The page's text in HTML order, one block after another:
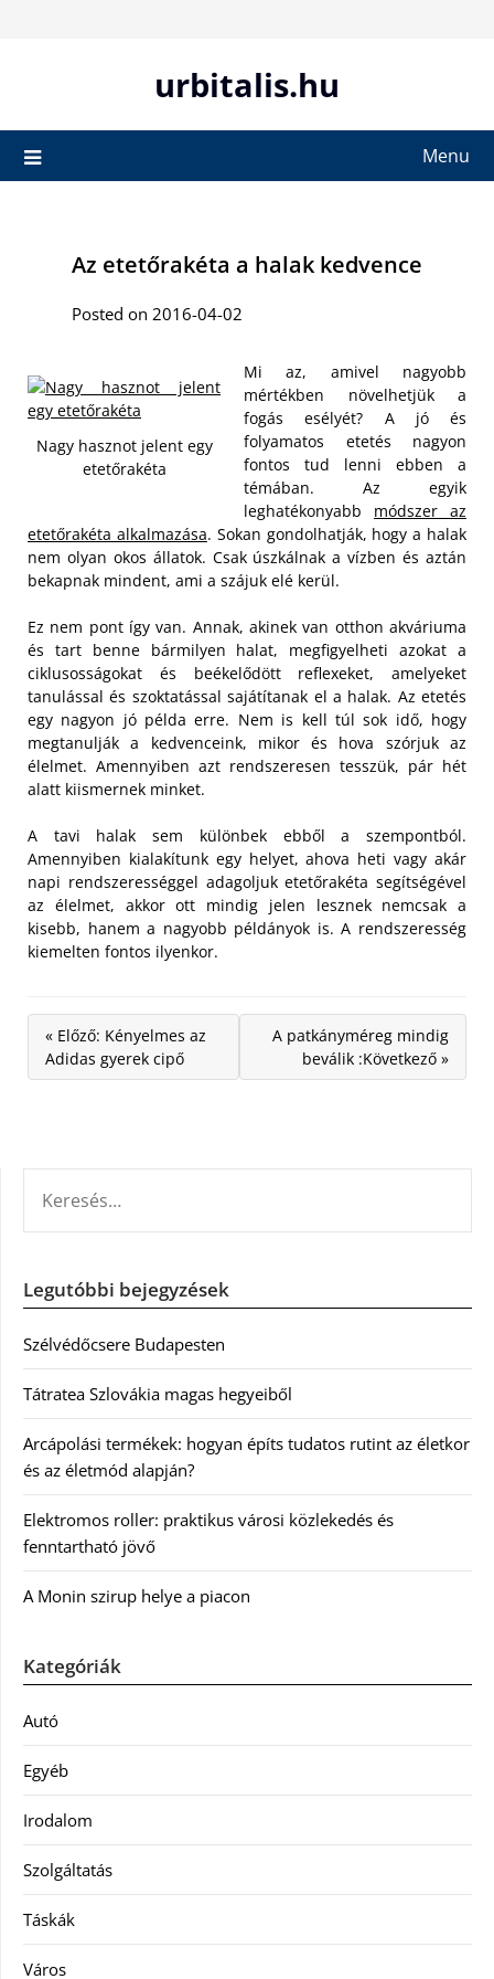
urbitalis.hu
Menu
Az etetőrakéta a halak kedvence
Posted on 2016-04-02
Nagy hasznot jelent egy
etetőrakéta
Mi az, amivel nagyobb
mértékben növelhetjük a
fogás esélyét? A jó és
folyamatos etetés nagyon
fontos tud lenni ebben a
témában. Az egyik
leghatékonyabb módszer az
etetőrakéta alkalmazása. Sokan gondolhatják, hogy a halak
nem olyan okos állatok. Csak úszkálnak a vízben és aztán
bekapnak mindent, ami a szájuk elé kerül.
Ez nem pont így van. Annak, akinek van otthon akváriuma
és tart benne bármilyen halat, megfigyelheti azokat a
ciklusosságokat és beékelődött reflexeket, amelyeket
tanulással és szoktatással sajátítanak el a halak. Az etetés
egy nagyon jó példa erre. Nem is kell túl sok idő, hogy
megtanulják a kedvenceink, mikor és hova szórjuk az
élelmet. Amennyiben azt rendszeresen tesszük, pár hét
alatt kiismernek minket.
A tavi halak sem különbek ebből a szempontból.
Amennyiben kialakítunk egy helyet, ahova heti vagy akár
napi rendszerességgel adagoljuk etetőrakéta segítségével
az élelmet, akkor ott mindig jelen lesznek nemcsak a
kisebb, hanem a nagyobb példányok is. A rendszeresség
kiemelten fontos ilyenkor.
« Előző: Kényelmes az
Adidas gyerek cipő
A patkányméreg mindig
beválik :Következő »
Legutóbbi bejegyzések
Szélvédőcsere Budapesten
Tátratea Szlovákia magas hegyeiből
Arcápolási termékek: hogyan építs tudatos rutint az életkor
és az életmód alapján?
Elektromos roller: praktikus városi közlekedés és
fenntartható jövő
A Monin szirup helye a piacon
Kategóriák
Autó
Egyéb
Irodalom
Szolgáltatás
Táskák
Város